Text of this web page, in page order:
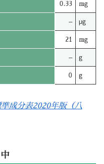
0.33 mg
– μg
21 mg
– g
0 g
成分表2020年版（八